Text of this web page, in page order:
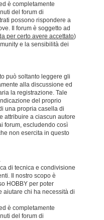
è completamente
del forum di
possono rispondere a
Il forum è soggetto ad
per certo avere accettato)
e la sensibilità dei
può soltanto leggere gli
alla discussione ed
la registrazione. Tale
del proprio
una propria casella di
attribuire a ciascun autore
forum, escludendo così
non esercita in questo
di tecnica e condivisione
Il nostro scopo è
HOBBY per poter
aiutare chi ha necessità di
è completamente
del forum di